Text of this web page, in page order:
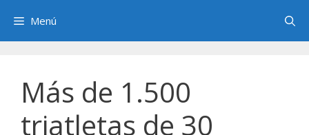
contenido
Menú
Más de 1.500
triatletas de 30